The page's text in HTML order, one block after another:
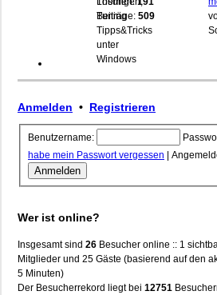
Tuning
Tipps&Tricks
unter
Windows
Beiträge: 509
Anmelden • Registrieren
Benutzername:
habe mein Passwort vergessen
Wer ist online?
Insgesamt sind 26 Besucher online :: 1
Mitglieder und 25 Gäste (basierend auf den
5 Minuten)
Der Besucherrekord liegt bei 12751